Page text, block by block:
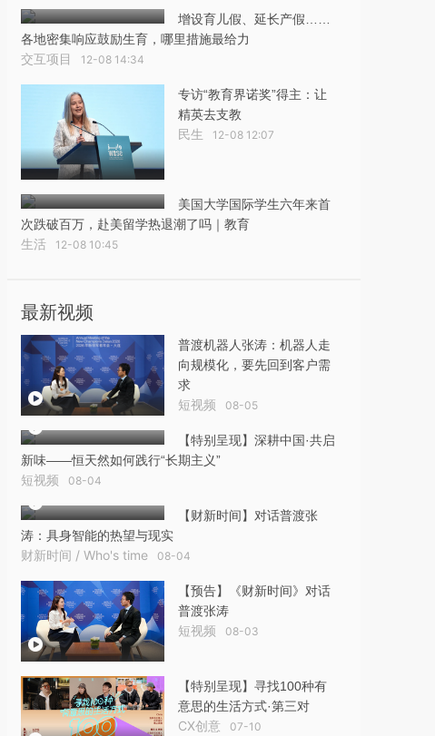
增设育儿假、延长产假……
各地密集响应鼓励生育，哪里措施最给力
交互项目 12-08 14:34
专访“教育界诺奖”得主：让
精英去支教
民生 12-08 12:07
美国大学国际学生六年来首
次跌破百万，赴美留学热退潮了吗｜教育
生活 12-08 10:45
最新视频
普渡机器人张涛：机器人走
向规模化，要先回到客户需
求
短视频 08-05
【特别呈现】深耕中国·共启
新味——恒天然如何践行“长期主义”
短视频 08-04
【财新时间】对话普渡张
涛：具身智能的热望与现实
财新时间 / Who's time 08-04
【预告】《财新时间》对话
普渡张涛
短视频 08-03
【特别呈现】寻找100种有
意思的生活方式·第三对
CX创意 07-10